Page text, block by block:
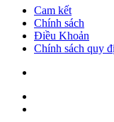
Cam kết
Chính sách
Điều Khoản
Chính sách quy